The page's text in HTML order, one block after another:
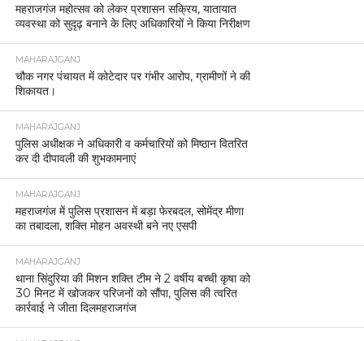
महराजगंज महोत्सव को लेकर प्रशासन सक्रिय, यातायात
व्यवस्था को सुदृढ़ बनाने के लिए अधिकारियों ने किया निरीक्षण
MAHARAJGANJ
चौक नगर पंचायत में कोटेदार पर गंभीर आरोप, ग्रामीणों ने की
शिकायत।
MAHARAJGANJ
पुलिस अधीक्षक ने अधिकारी व कर्मचारियों को मिष्ठान वितरित
कर दी दीपावली की शुभकामनाएं
MAHARAJGANJ
महराजगंज में पुलिस प्रशासन में बड़ा फेरबदल, सोमेंद्र मीणा
का तबादला, शक्ति मोहन अवस्थी बने नए एसपी
MAHARAJGANJ
थाना सिंदुरिया की मिशन शक्ति टीम ने 2 वर्षीय बच्ची कृषा को
30 मिनट में खोजकर परिजनों को सौंपा, पुलिस की त्वरित
कार्रवाई ने जीता दिलमहराजगंज